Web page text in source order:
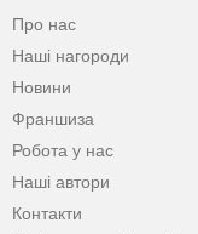
Про нас
Наші нагороди
Новини
Франшиза
Робота у нас
Наші автори
Контакти